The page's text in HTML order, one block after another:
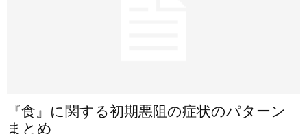
『食』に関する初期悪阻の症状のパターン
まとめ